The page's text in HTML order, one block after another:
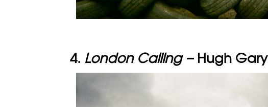
4. London Calling– Hugh Gary